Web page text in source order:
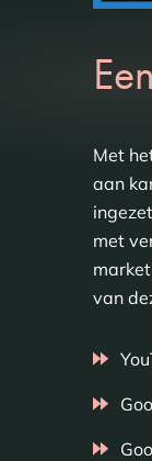
Met
aan
met
van